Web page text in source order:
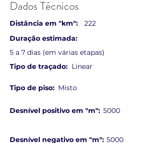
Dados Técnicos
Distância em "km":
222
Duração estimada:
5 a 7 dias (em várias etapas)
Tipo de traçado: Linear
Tipo de piso: Misto
Desnível positivo em "m": 5000
Desnível negativo em "m": 5000